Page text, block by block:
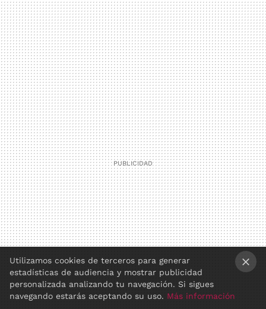
Utilizamos cookies de terceros para generar
estadísticas de audiencia y mostrar publicidad
personalizada analizando tu navegación. Si sigues
navegando estarás aceptando su uso. Más información